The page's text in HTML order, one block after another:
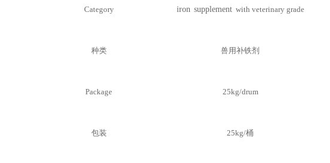
Category
种类
iron supplementwith veterinary grade
兽用补铁剂
Package
包装
25kg/drum
25kg/桶